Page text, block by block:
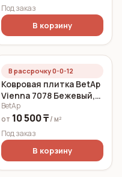
Под заказ
В корзину
В рассрочку 0-0-12
Ковровая плитка BetAp
Vienna 7078 Бежевый,
темно-бежевый,
голубой 5,9 мм
BetAp
от 10 500 ₸ / м²
Под заказ
В корзину